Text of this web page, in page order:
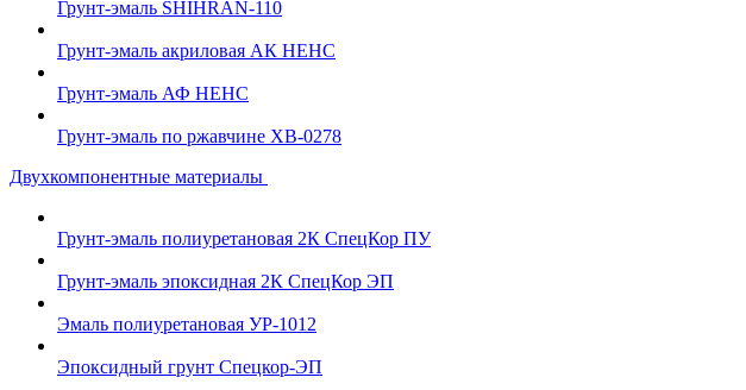
Грунт-эмаль SHIHRAN-110
Грунт-эмаль акриловая АК НЕНС
Грунт-эмаль АФ НЕНС
Грунт-эмаль по ржавчине ХВ-0278
Двухкомпонентные материалы
Грунт-эмаль полиуретановая 2К СпецКор ПУ
Грунт-эмаль эпоксидная 2К СпецКор ЭП
Эмаль полиуретановая УР-1012
Эпоксидный грунт Спецкор-ЭП